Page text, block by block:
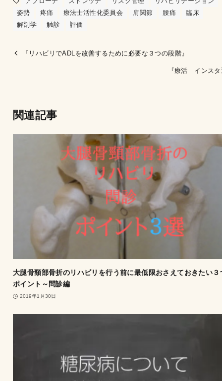
姿勢
疼痛 療法士活性化委員会 肩関節 腰痛
臨床
解剖学
触診 評価
『リハビリでADLを改善するために必要な３つの段階』
『療活 インス
関連記事
大腿骨頸部骨折のリハビリを行う前に最低限おさえておきたい３
ポイント～問診編
2019年1月30日